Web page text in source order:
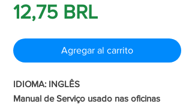
12,75 BRLPrecio
de
oferta
Agregar al carrito
IDIOMA: INGLÊS
Manual de Serviço usado nas oficinas